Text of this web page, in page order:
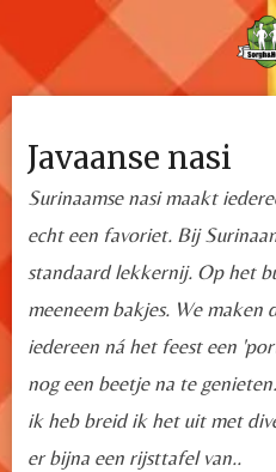
direct
naar
de
hoofdinhoud
Javaanse nasi
Surinaamse nasi maakt
echt een favoriet. Bij
standaard lekkernij. Op het
meeneem bakjes. We maken
iedereen ná het feest een
nog een beetje na te
ik heb breid ik het uit met
er bijna een rijsttafel van..